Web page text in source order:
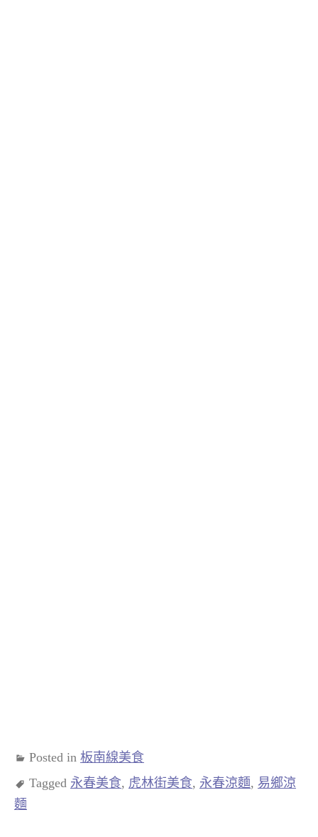
Posted in 板南線美食
Tagged 永春美食, 虎林街美食, 永春涼麵, 易鄉涼
麵